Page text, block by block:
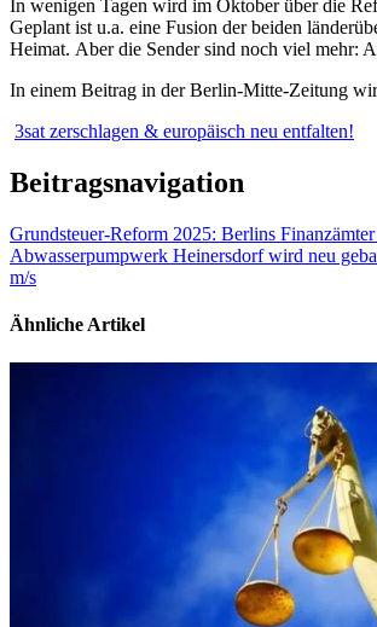
In wenigen Tagen wird im Oktober über die
Geplant ist u.a. eine Fusion der beiden
Heimat. Aber die Sender sind noch viel mehr:
In einem Beitrag in der Berlin-Mitte-Zeitung
3sat zerschlagen & europäisch neu entfalten!
Beitragsnavigation
Grundsteuer-Reform 2025: Berlins
Abwasserpumpwerk Heinersdorf wird neu
m/s
Ähnliche Artikel